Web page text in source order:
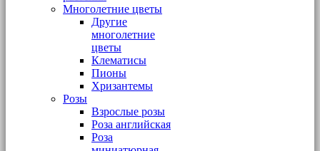
Многолетние цветы
Другие
многолетние
цветы
Клематисы
Пионы
Хризантемы
Розы
Взрослые розы
Роза английская
Роза